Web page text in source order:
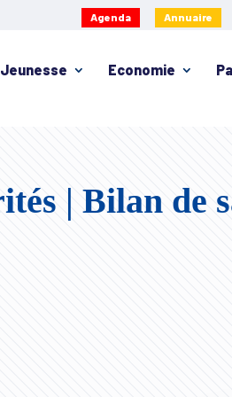
Agenda Annuaire
Jeunesse Economie
| Bilan de